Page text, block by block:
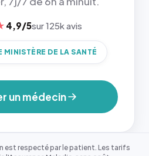
4,9/5sur 125k avis
MINISTÈRE DE LA SANTÉ
un médecin
est respecté par le patient. Les tarifs